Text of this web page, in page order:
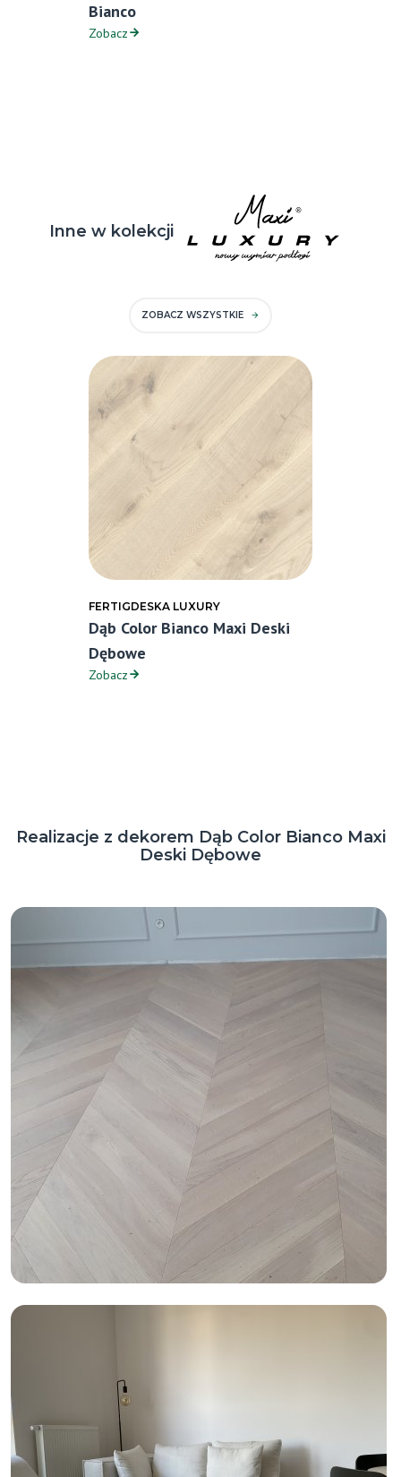
Bianco
Zobacz
Inne w kolekcji
ZOBACZ WSZYSTKIE
FERTIGDESKA LUXURY
Dąb Color Bianco Maxi Deski
Dębowe
Zobacz
Realizacje z dekorem Dąb Color Bianco Maxi
Deski Dębowe